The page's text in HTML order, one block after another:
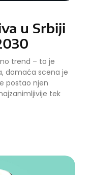
u Srbiji
trend – to je
domaća scena je
postao njen
tek